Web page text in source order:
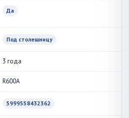
Да
Под столешницу
3 года
R600A
5999558432362